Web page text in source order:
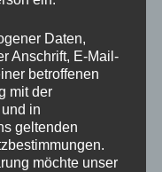
Daten,
Anschrift, E-Mail-
betroffenen
mit der
in
geltenden
möchte unser